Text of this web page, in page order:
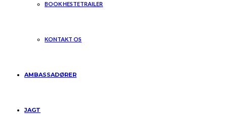
BOOK HESTETRAILER
KONTAKT OS
AMBASSADØRER
JAGT